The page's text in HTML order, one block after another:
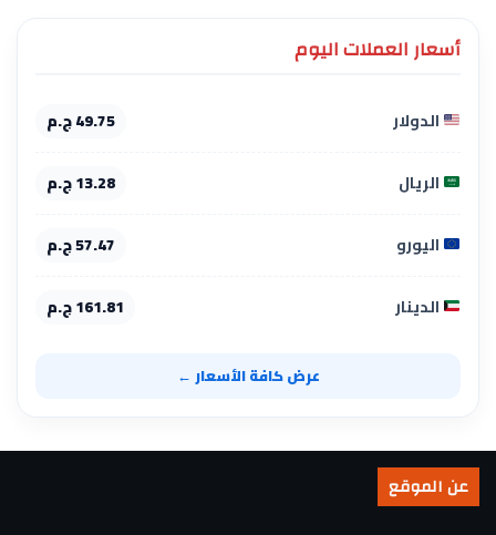
أسعار العملات اليوم
الدولار 49.75 ج.م
الريال 13.28 ج.م
اليورو 57.47 ج.م
الدينار 161.81 ج.م
عرض كافة الأسعار ←
عن الموقع